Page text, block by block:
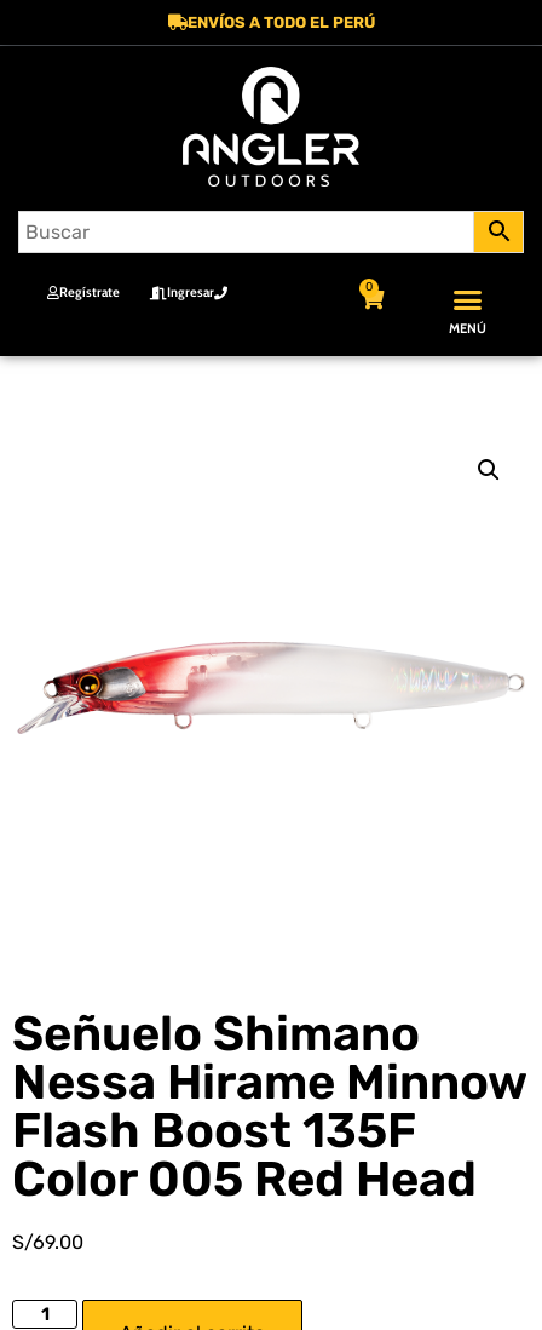
ENVÍOS A TODO EL PERÚ
Regístrate Ingresar 0
MENÚ
Señuelo Shimano
Nessa Hirame Minnow
Flash Boost 135F
Color 005 Red Head
S/69.00